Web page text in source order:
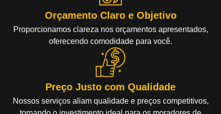
Orçamento Claro e Objetivo
Proporcionamos clareza nos orçamentos apresentados,
oferecendo comodidade para você.
Preço Justo com Qualidade
Nossos serviços aliam qualidade e preços competitivos,